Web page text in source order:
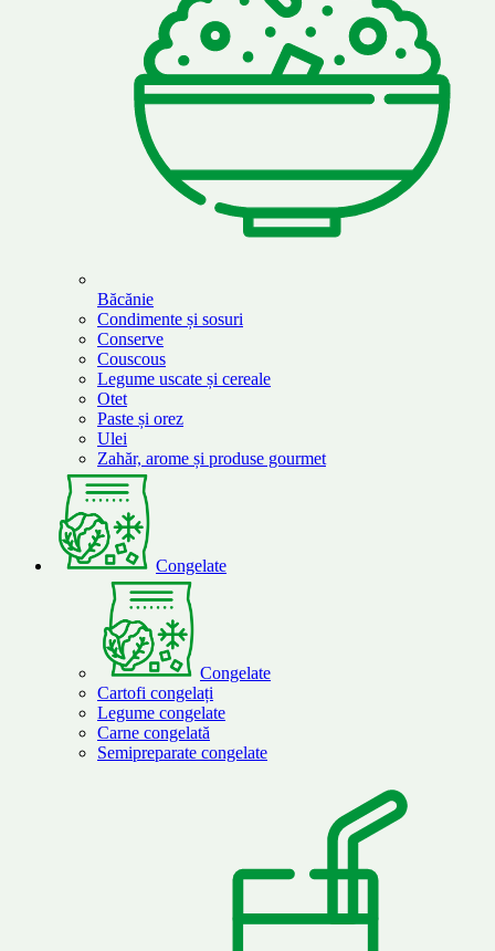
Băcănie
Condimente și sosuri
Conserve
Couscous
Legume uscate și cereale
Otet
Paste și orez
Ulei
Zahăr, arome și produse gourmet
Congelate
Congelate
Cartofi congelați
Legume congelate
Carne congelată
Semipreparate congelate